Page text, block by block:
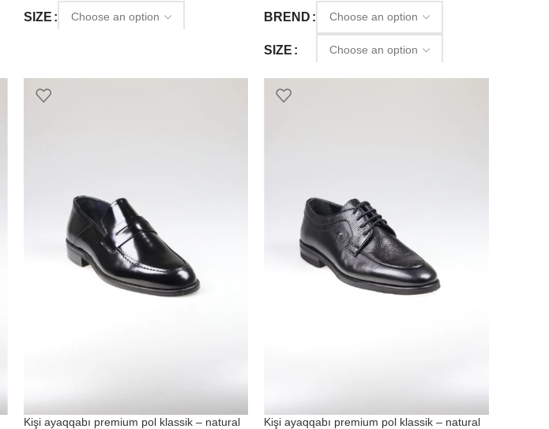
SIZE BREND
SIZE
SELECT OPTIONS
Kişi ayaqqabı premium pol klassik – natural
Kişi ayaqqabı premium pol klassik – natural